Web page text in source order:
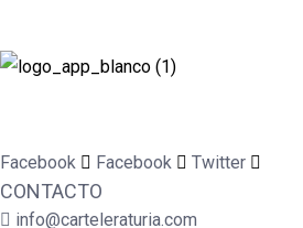
Facebook
Facebook Twitter
CONTACTO
info@carteleraturia.com